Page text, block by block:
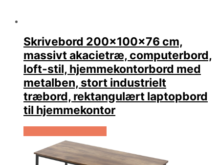
Skrivebord 200x100x76 cm,
massivt akacietræ, computerbord,
loft-stil, hjemmekontorbord med
metalben, stort industrielt
træbord, rektangulært laptopbord
til hjemmekontor